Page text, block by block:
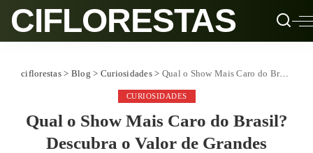
CIFLORESTAS
ciflorestas> Blog > Curiosidades> Qual o Show Mais Caro do Brasil? Descubra o Valor de Grandes Espectáculos Musicais
CURIOSIDADES
Qual o Show Mais Caro do Brasil?
Descubra o Valor de Grandes